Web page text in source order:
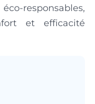
responsables,
et efficacité